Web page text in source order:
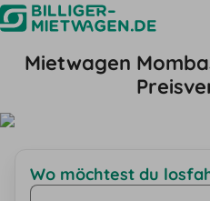
Mietwagen
Wo möchtest du